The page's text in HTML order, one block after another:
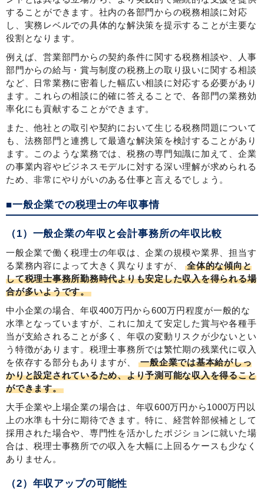
することができます。社内の各部門からの税務相談に対応
し、実務レベルでの具体的な解決策を提示することが主要な
役割となります。
例えば、営業部門からの契約条件に関する税務相談や、人事
部門からの給与・賞与制度の税務上の取り扱いに関する相談
など、日常業務に密着した幅広い相談に対応する必要があり
ます。これらの相談に的確に答えることで、各部門の業務効
率化にも貢献することができます。
また、他社との取引や契約において生じる税務問題について
も、法務部門と連携して最適な解決策を検討することがあり
ます。このような業務では、税務の専門知識に加えて、企業
の事業内容やビジネスモデルに対する深い理解が求められる
ため、非常にやりがいのある仕事と言えるでしょう。
■一般企業での税理士の年収事情
（1）一般企業の年収と会計事務所の年収比較
一般企業で働く税理士の年収は、企業の規模や業界、担当す
る業務内容によって大きく異なりますが、
全体的な傾向と
して税理士事務所勤務時代よりも安定した収入を得られる場
合が多いようです。
中小企業の場合、年収400万円から600万円程度が一般的な
水準となっていますが、これに加えて安定した賞与や各種手
当が支給されることが多く、年収の変動リスクが少ないとい
う特徴があります。税理士事務所では繁忙期の残業代に収入
を依存する部分もありますが、一般企業では基本給がしっ
かりと設定されているため、より予測可能な収入を得ること
ができます。
大手企業や上場企業の場合は、年収600万円から1000万円以
上の水準も十分に期待できます。特に、経営幹部候補として
採用された場合や、専門性を活かしたポジションに就いた場
合は、税理士事務所での収入を大幅に上回るケースも少なく
ありません。
（2）年収アップの可能性